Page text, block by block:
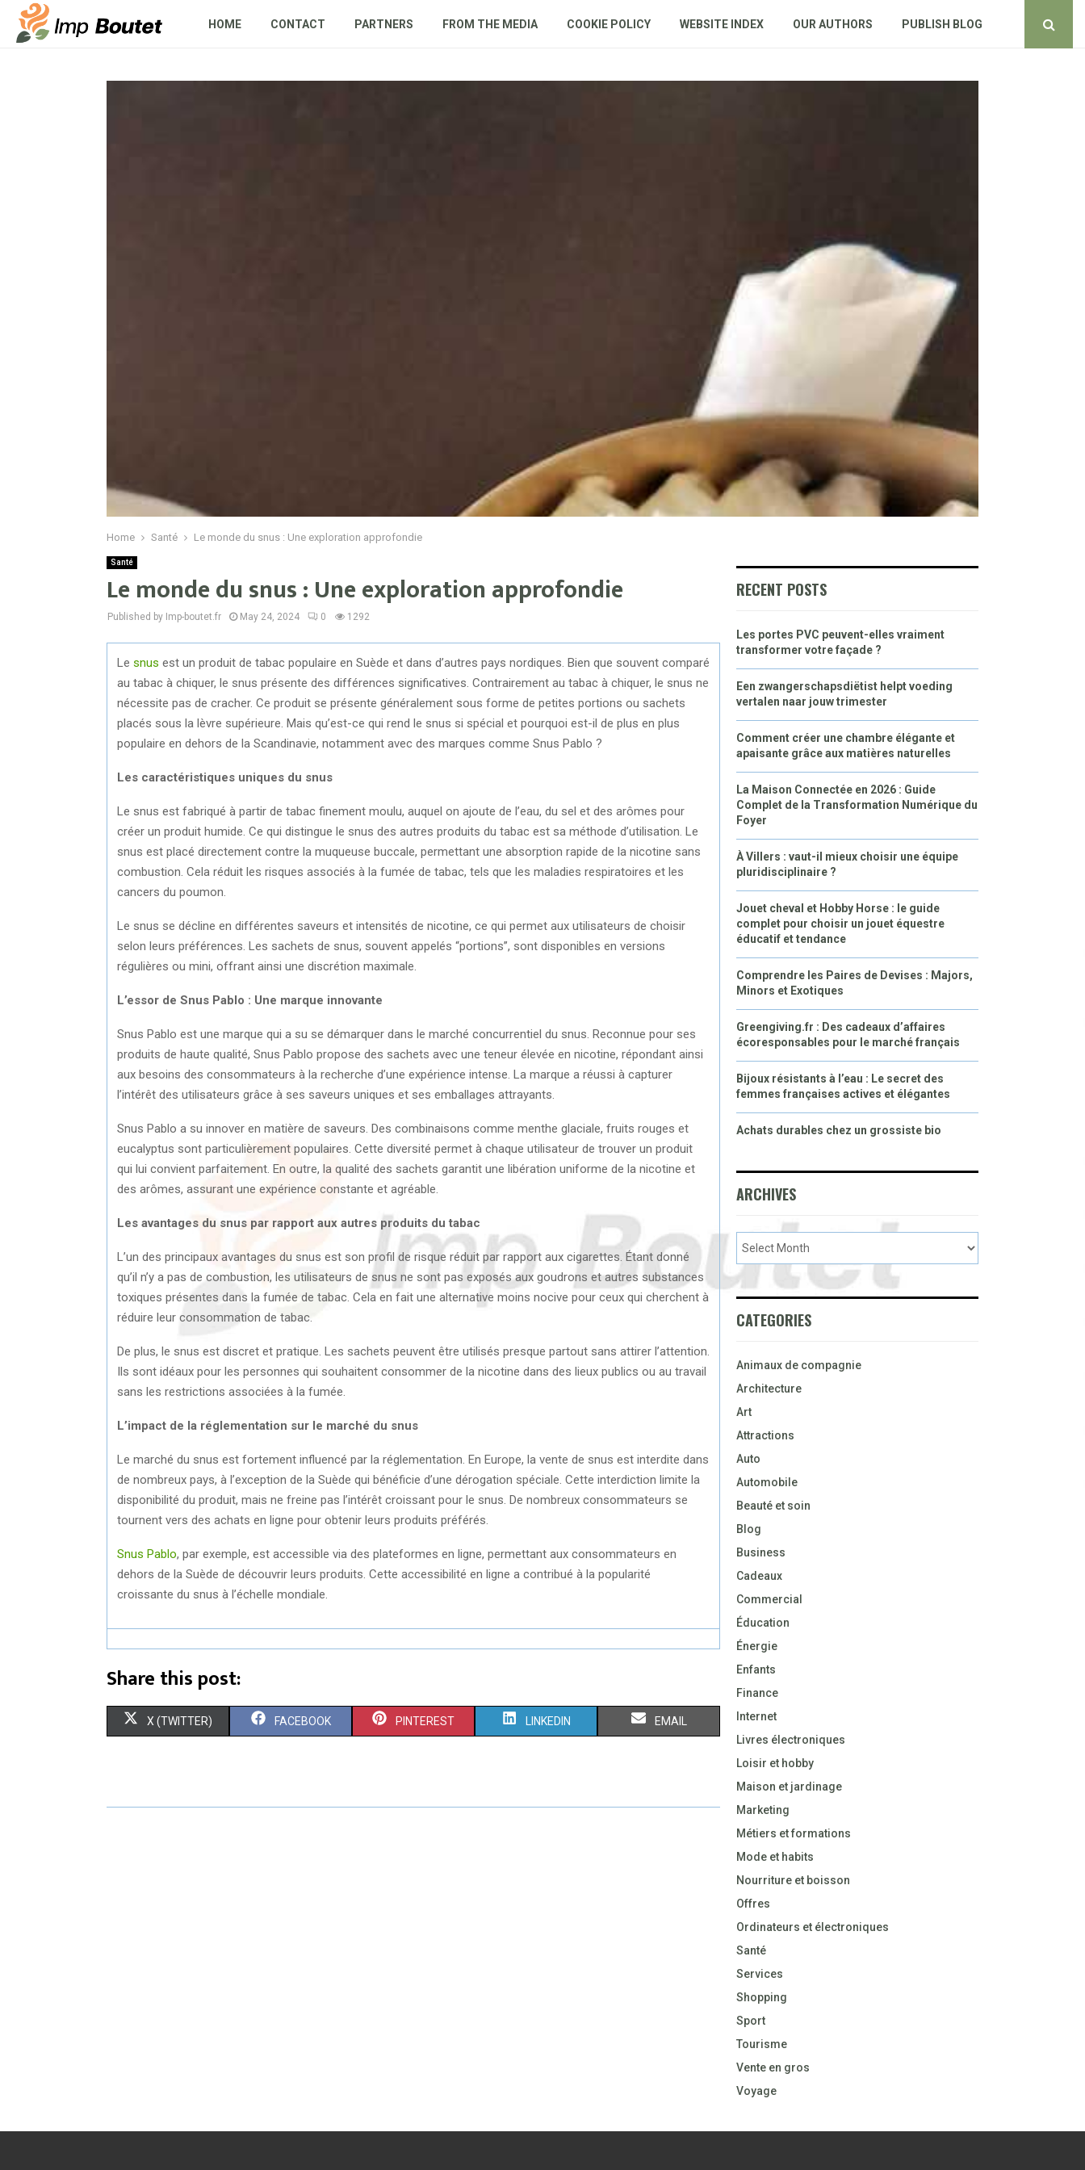
HOME CONTACT PARTNERS FROM THE MEDIA COOKIE POLICY WEBSITE INDEX OUR AUTHORS PUBLISH BLOG
Home Santé Le monde du snus : Une exploration approfondie
Santé
Le monde du snus : Une exploration approfondie
Published by Imp-boutet.fr May 24, 2024 0 1292
Le snus est un produit de tabac populaire en Suède et dans d’autres pays nordiques. Bien que souvent comparé
au tabac à chiquer, le snus présente des différences significatives. Contrairement au tabac à chiquer, le snus ne
nécessite pas de cracher. Ce produit se présente généralement sous forme de petites portions ou sachets
placés sous la lèvre supérieure. Mais qu’est-ce qui rend le snus si spécial et pourquoi est-il de plus en plus
populaire en dehors de la Scandinavie, notamment avec des marques comme Snus Pablo ?
Les caractéristiques uniques du snus
Le snus est fabriqué à partir de tabac finement moulu, auquel on ajoute de l’eau, du sel et des arômes pour
créer un produit humide. Ce qui distingue le snus des autres produits du tabac est sa méthode d’utilisation. Le
snus est placé directement contre la muqueuse buccale, permettant une absorption rapide de la nicotine sans
combustion. Cela réduit les risques associés à la fumée de tabac, tels que les maladies respiratoires et les
cancers du poumon.
Le snus se décline en différentes saveurs et intensités de nicotine, ce qui permet aux utilisateurs de choisir
selon leurs préférences. Les sachets de snus, souvent appelés “portions”, sont disponibles en versions
régulières ou mini, offrant ainsi une discrétion maximale.
L’essor de Snus Pablo : Une marque innovante
Snus Pablo est une marque qui a su se démarquer dans le marché concurrentiel du snus. Reconnue pour ses
produits de haute qualité, Snus Pablo propose des sachets avec une teneur élevée en nicotine, répondant ainsi
aux besoins des consommateurs à la recherche d’une expérience intense. La marque a réussi à capturer
l’intérêt des utilisateurs grâce à ses saveurs uniques et ses emballages attrayants.
Snus Pablo a su innover en matière de saveurs. Des combinaisons comme menthe glaciale, fruits rouges et
eucalyptus sont particulièrement populaires. Cette diversité permet à chaque utilisateur de trouver un produit
qui lui convient parfaitement. En outre, la qualité des sachets garantit une libération uniforme de la nicotine et
des arômes, assurant une expérience constante et agréable.
Les avantages du snus par rapport aux autres produits du tabac
L’un des principaux avantages du snus est son profil de risque réduit par rapport aux cigarettes. Étant donné
qu’il n’y a pas de combustion, les utilisateurs de snus ne sont pas exposés aux goudrons et autres substances
toxiques présentes dans la fumée de tabac. Cela en fait une alternative moins nocive pour ceux qui cherchent à
réduire leur consommation de tabac.
De plus, le snus est discret et pratique. Les sachets peuvent être utilisés presque partout sans attirer l’attention.
Ils sont idéaux pour les personnes qui souhaitent consommer de la nicotine dans des lieux publics ou au travail
sans les restrictions associées à la fumée.
L’impact de la réglementation sur le marché du snus
Le marché du snus est fortement influencé par la réglementation. En Europe, la vente de snus est interdite dans
de nombreux pays, à l’exception de la Suède qui bénéficie d’une dérogation spéciale. Cette interdiction limite la
disponibilité du produit, mais ne freine pas l’intérêt croissant pour le snus. De nombreux consommateurs se
tournent vers des achats en ligne pour obtenir leurs produits préférés.
Snus Pablo, par exemple, est accessible via des plateformes en ligne, permettant aux consommateurs en
dehors de la Suède de découvrir leurs produits. Cette accessibilité en ligne a contribué à la popularité
croissante du snus à l’échelle mondiale.
Share this post:
S
R
X (TWITTER) S
R
FACEBOOK S
R
PINTEREST S
R
LINKEDIN S
R
EMAIL
RECENT POSTS
Les portes PVC peuvent-elles vraiment
transformer votre façade ?
Een zwangerschapsdiëtist helpt voeding
vertalen naar jouw trimester
Comment créer une chambre élégante et
apaisante grâce aux matières naturelles
La Maison Connectée en 2026 : Guide
Complet de la Transformation Numérique du
Foyer
À Villers : vaut-il mieux choisir une équipe
pluridisciplinaire ?
Jouet cheval et Hobby Horse : le guide
complet pour choisir un jouet équestre
éducatif et tendance
Comprendre les Paires de Devises : Majors,
Minors et Exotiques
Greengiving.fr : Des cadeaux d’affaires
écoresponsables pour le marché français
Bijoux résistants à l’eau : Le secret des
femmes françaises actives et élégantes
Achats durables chez un grossiste bio
ARCHIVES
CATEGORIES
Animaux de compagnie
Architecture
Art
Attractions
Auto
Automobile
Beauté et soin
Blog
Business
Cadeaux
Commercial
Éducation
Énergie
Enfants
Finance
Internet
Livres électroniques
Loisir et hobby
Maison et jardinage
Marketing
Métiers et formations
Mode et habits
Nourriture et boisson
Offres
Ordinateurs et électroniques
Santé
Services
Shopping
Sport
Tourisme
Vente en gros
Voyage